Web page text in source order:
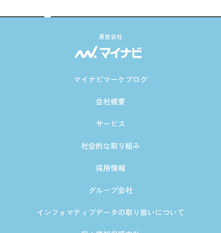
運営会社
マイナビマーケブログ
会社概要
サービス
社会的な取り組み
採用情報
グループ会社
インフォマティブデータの取り扱いについて